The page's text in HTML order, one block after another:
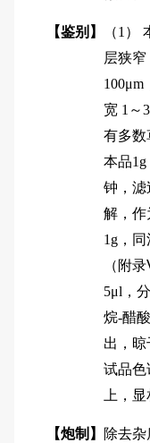
【鉴别】
（1）
层狭
宽 1～
有多数
本品
钟，滤
解，作
1g，
（附
5μl，
烷-醋
出，
试品色
上，
【炮制】 除去杂